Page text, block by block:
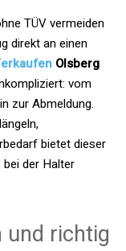
TÜV vermeiden
direkt an einen
Olsberg
vom
zur Abmeldung.
bietet dieser
der Halter
und richtig